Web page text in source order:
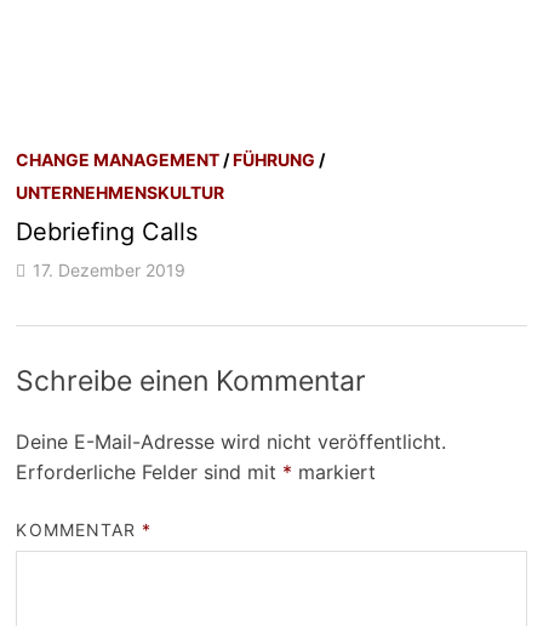
CHANGE MANAGEMENT /FÜHRUNG /
UNTERNEHMENSKULTUR
Debriefing Calls
17. Dezember 2019
Schreibe einen Kommentar
Deine E-Mail-Adresse wird nicht veröffentlicht.
Erforderliche Felder sind mit * markiert
KOMMENTAR *